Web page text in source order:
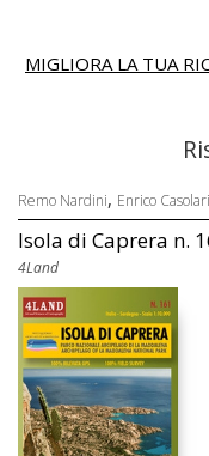
MIGLIORA LA TUA
Remo Nardini, Enrico Casolari
Isola di Caprera n.
4Land